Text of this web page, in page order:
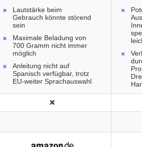
Lautstärke beim
Gebrauch könnte störend
sein
Maximale Beladung von
700 Gramm nicht immer
möglich
Anleitung nicht auf
Spanisch verfügbar, trotz
EU-weiter Sprachauswahl